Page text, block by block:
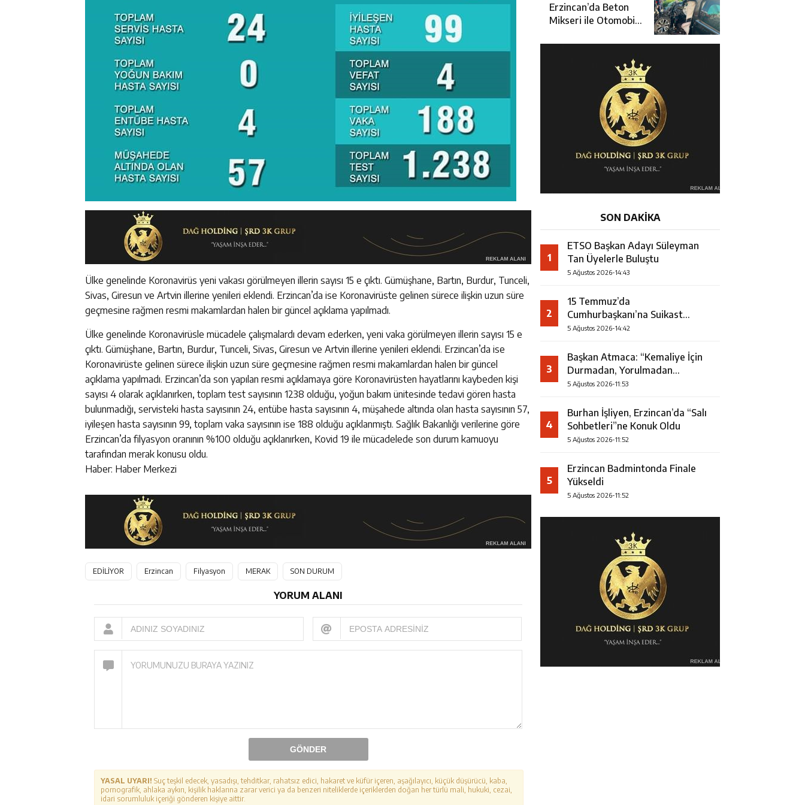
Ülke genelinde Koronavirüs yeni vakası görülmeyen illerin sayısı 15 e çıktı. Gümüşhane, Bartın, Burdur, Tunceli,
Sivas, Giresun ve Artvin illerine yenileri eklendi. Erzincan’da ise Koronavirüste gelinen sürece ilişkin uzun süre
geçmesine rağmen resmi makamlardan halen bir güncel açıklama yapılmadı.
Ülke genelinde Koronavirüsle mücadele çalışmalardı devam ederken, yeni vaka görülmeyen illerin sayısı 15 e
çıktı. Gümüşhane, Bartın, Burdur, Tunceli, Sivas, Giresun ve Artvin illerine yenileri eklendi. Erzincan’da ise
Koronavirüste gelinen sürece ilişkin uzun süre geçmesine rağmen resmi makamlardan halen bir güncel
açıklama yapılmadı. Erzincan’da son yapılan resmi açıklamaya göre Koronavirüsten hayatlarını kaybeden kişi
sayısı 4 olarak açıklanırken, toplam test sayısının 1238 olduğu, yoğun bakım ünitesinde tedavi gören hasta
bulunmadığı, servisteki hasta sayısının 24, entübe hasta sayısının 4, müşahede altında olan hasta sayısının 57,
iyileşen hasta sayısının 99, toplam vaka sayısının ise 188 olduğu açıklanmıştı. Sağlık Bakanlığı verilerine göre
Erzincan’da filyasyon oranının %100 olduğu açıklanırken, Kovid 19 ile mücadelede son durum kamuoyu
tarafından merak konusu oldu.
Haber: Haber Merkezi
EDİLİYOR Erzincan Filyasyon MERAK SON DURUM
YORUM ALANI
GÖNDER
YASAL UYARI! Suç teşkil edecek, yasadışı, tehditkar, rahatsız edici, hakaret ve küfür içeren, aşağılayıcı, küçük düşürücü, kaba,
pornografik, ahlaka aykırı, kişilik haklarına zarar verici ya da benzeri niteliklerde içeriklerden doğan her türlü mali, hukuki, cezai,
idari sorumluluk içeriği gönderen kişiye aittir.
Erzincan’da Beton
Mikseri ile Otomobil
Yaralandı
SON DAKİKA
1
ETSO Başkan Adayı Süleyman
Tan Üyelerle Buluştu
5 Ağustos 2026-14:43
2
15 Temmuz’da
Cumhurbaşkanı’na Suikast
Girişiminde Yer Alan Firari FETÖ
5 Ağustos 2026-14:42
3
Başkan Atmaca: “Kemaliye İçin
Durmadan, Yorulmadan
Çalışıyoruz”
5 Ağustos 2026-11:53
4
Burhan İşliyen, Erzincan’da “Salı
Sohbetleri”ne Konuk Oldu
5 Ağustos 2026-11:52
5
Erzincan Badmintonda Finale
Yükseldi
5 Ağustos 2026-11:52